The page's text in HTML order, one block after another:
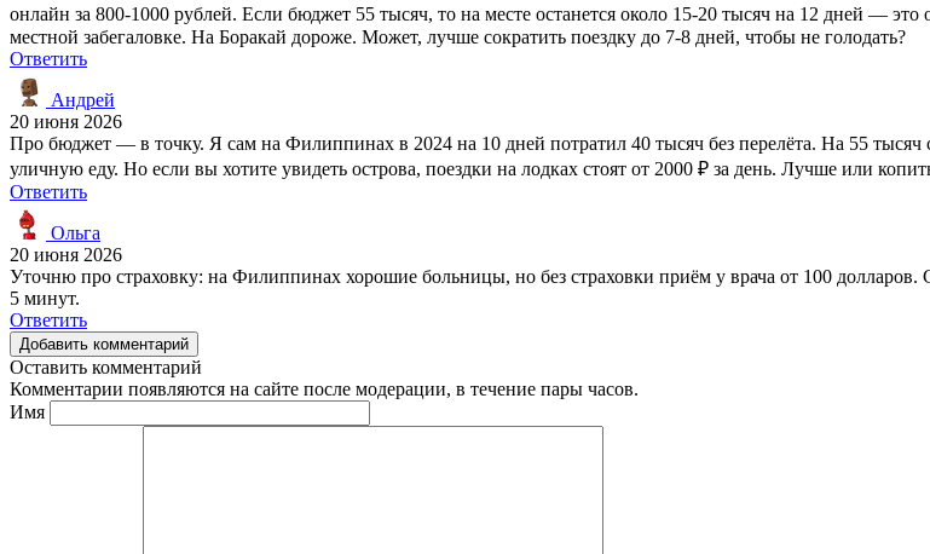
онлайн за 800-1000 рублей. Если бюджет 55 тысяч, то на месте останется около 15-20 тысяч на 12 дней —
местной забегаловке. На Боракай дороже. Может, лучше сократить поездку до 7-8 дней, чтобы не голодать?
Ответить
Андрей
20 июня 2026
Про бюджет — в точку. Я сам на Филиппинах в 2024 на 10 дней потратил 40 тысяч без перелёта. На 55 тысяч
уличную еду. Но если вы хотите увидеть острова, поездки на лодках стоят от 2000 ₽ за день. Лучше или
Ответить
Ольга
20 июня 2026
Уточню про страховку: на Филиппинах хорошие больницы, но без страховки приём у врача от 100
5 минут.
Ответить
Добавить комментарий
Оставить комментарий
Комментарии появляются на сайте после модерации, в течение пары часов.
Имя